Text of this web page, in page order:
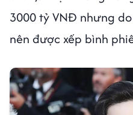
3000 tỷ VNĐ nhưng
nên được xếp bình